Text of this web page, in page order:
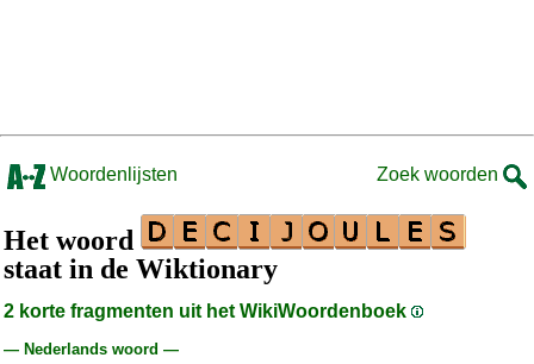
Woordenlijsten Zoek woorden
Het woord
staat in de Wiktionary
2 korte fragmenten uit het WikiWoordenboek
— Nederlands woord —